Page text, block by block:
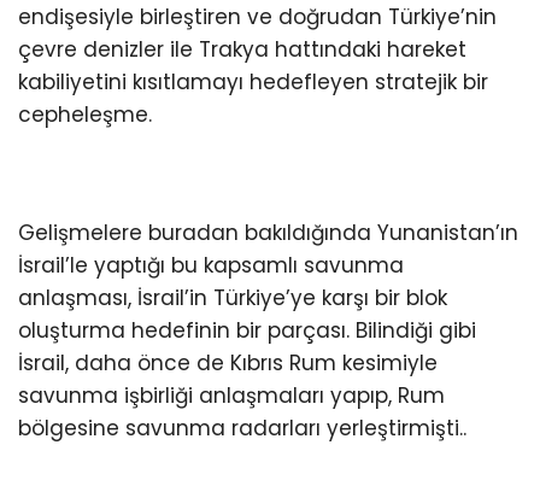
endişesiyle birleştiren ve doğrudan Türkiye’nin
çevre denizler ile Trakya hattındaki hareket
kabiliyetini kısıtlamayı hedefleyen stratejik bir
cepheleşme.
Gelişmelere buradan bakıldığında Yunanistan’ın
İsrail’le yaptığı bu kapsamlı savunma
anlaşması, İsrail’in Türkiye’ye karşı bir blok
oluşturma hedefinin bir parçası. Bilindiği gibi
İsrail, daha önce de Kıbrıs Rum kesimiyle
savunma işbirliği anlaşmaları yapıp, Rum
bölgesine savunma radarları yerleştirmişti..